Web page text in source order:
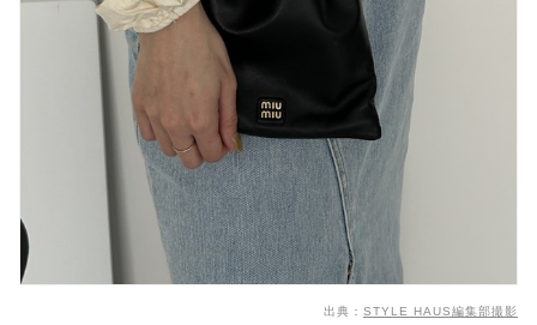
出典： STYLE HAUS編集部撮影